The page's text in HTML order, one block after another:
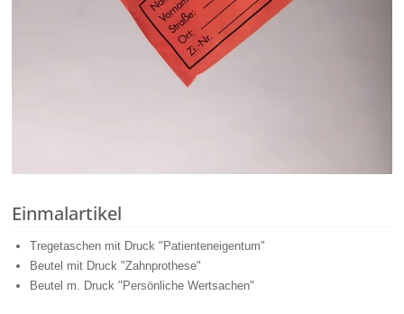
Einmalartikel
Tregetaschen mit Druck "Patienteneigentum"
Beutel mit Druck "Zahnprothese"
Beutel m. Druck "Persönliche Wertsachen"